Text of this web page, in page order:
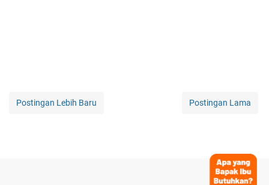
Postingan Lebih Baru Postingan Lama